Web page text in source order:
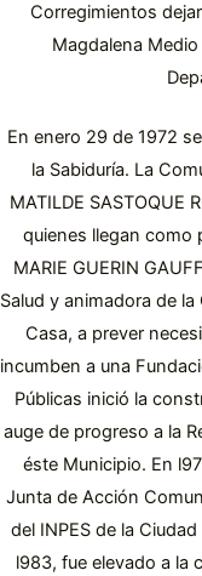
Corregimientos
Magdalena
En enero 29 de 1972
la Sabiduría. La
MATILDE SASTOQUE
quienes llegan como
MARIE GUERIN
Salud y animadora de
Casa, a prever
incumben a una
Públicas inició la
auge de progreso a la
éste Municipio. En
Junta de Acción
del INPES de la
l983, fue elevado a la